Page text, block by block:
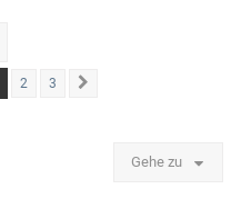
2 3
Gehe zu